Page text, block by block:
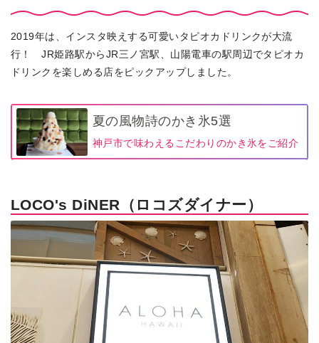
2019年は、インスタ映えする可愛いタピオカドリンクが大流
行！ JR姫路駅からJR三ノ宮駅、山陽電車の駅周辺でタピオカ
ドリンクを楽しめる店をピックアップしました。
夏の風物詩のかき氷5選
神戸市で味わえるこだわりのかき氷をご紹介
LOCO's DiNER（ロコズダイナー）